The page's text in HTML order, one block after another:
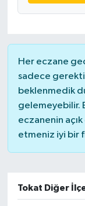
Her eczane
sadece
beklenmedik
gelemeyebilir.
eczanenin
etmeniz iyi bir
Tokat Diğer